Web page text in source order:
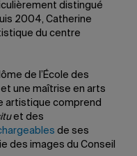
distingué
2004, Catherine
du centre
de l’École des
une maîtrise en arts
artistique comprend
et des
de ses
des images du Conseil